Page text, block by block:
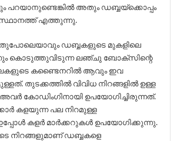
പറയാനുണ്ടെങ്കിൽ അതും ഡബ്ബയ്ക്കൊപ്പം
എത്തുന്നു.
ഡബ്ബകളുടെ മുകളിലെ
കൊടുത്തുവിടുന്ന ലഞ്ചു ബോക്സിന്റെ
കണ്ടൈനറിൽ ആവും ഇവ
തുടക്കത്തിൽ വിവിധ നിറങ്ങളിൽ ഉള്ള
കോഡിംഗിനായി ഉപയോഗിച്ചിരുന്നത്.
കളയുന്ന പല നിറമുള്ള
കളർ മാർക്കറുകൾ ഉപയോഗിക്കുന്നു.
നിറങ്ങളുമാണ് ഡബ്ബകളെ